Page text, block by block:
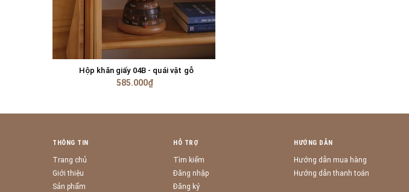
GIỎ HÀNG
Hộp khăn giấy 04B - quái vật gỗ
585.000₫
THÔNG TIN
Trang chủ
Giới thiệu
Sản phẩm
HỖ TRỢ
Tìm kiếm
Đăng nhập
Đăng ký
HƯỚNG DẪN
Hướng dẫn mua hàng
Hướng dẫn thanh toán